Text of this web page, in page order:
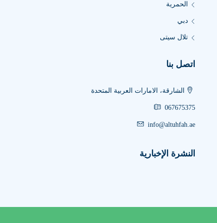
الحمرية
دبي
تلال سيتى
اتصل بنا
الشارقة، الامارات العربية المتحدة
067675375
info@altuhfah.ae
النشرة الإخبارية